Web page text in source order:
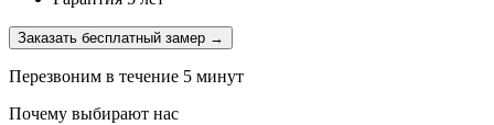
Заказать бесплатный замер →
Перезвоним в течение 5 минут
Почему выбирают нас